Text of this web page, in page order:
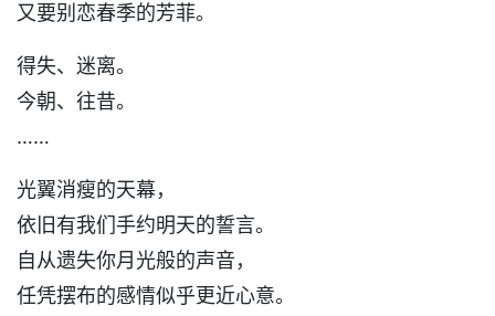
又要别恋春季的芳菲。
得失、迷离。
今朝、往昔。
……
光翼消瘦的天幕，
依旧有我们手约明天的誓言。
自从遗失你月光般的声音，
任凭摆布的感情似乎更近心意。